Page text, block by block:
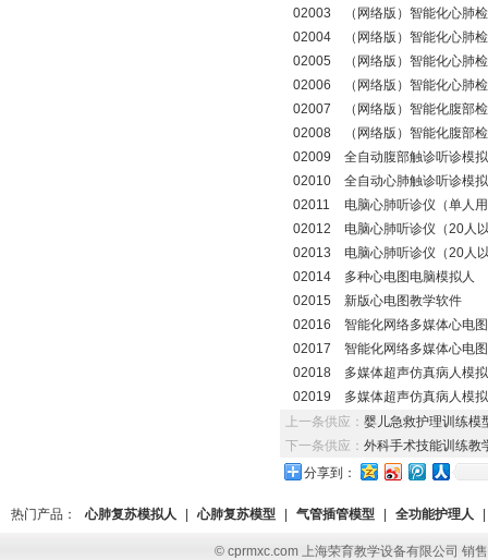
02003
（网络版）智能化心肺
02004
（网络版）智能化心肺
02005
（网络版）智能化心肺
02006
（网络版）智能化心肺
02007
（网络版）智能化腹部
02008
（网络版）智能化腹部
02009
全自动腹部触诊听诊模
02010
全自动心肺触诊听诊模
02011
电脑心肺听诊仪（单人
02012
电脑心肺听诊仪（20人
02013
电脑心肺听诊仪（20人
02014
多种心电图电脑模拟人
02015
新版心电图教学软件
02016
智能化网络多媒体心电
02017
智能化网络多媒体心电
02018
多媒体超声仿真病人模
02019
多媒体超声仿真病人模
上一条供应： 婴儿急救护理训练模
下一条供应： 外科手术技能训练教
分享到：
热门产品： 心肺复苏模拟人 心肺复苏模型 气管插管模型 全功能护理人
© cprmxc.com 上海荣育教学设备有限公司 销